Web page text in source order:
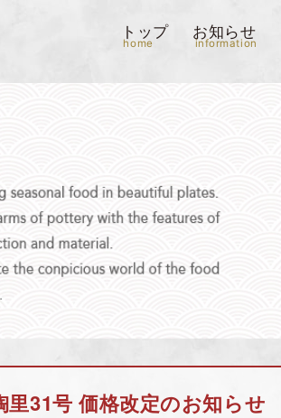
トップ
home
お知らせ
information
里31号 価格改定のお知らせ